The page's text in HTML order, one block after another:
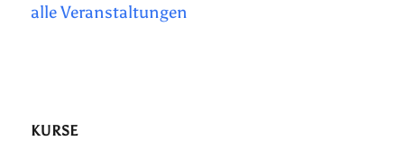
alle Veranstaltungen
KURSE